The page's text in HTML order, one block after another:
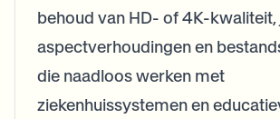
behoud van HD- of 4K-kwaliteit,
aspectverhoudingen en
die naadloos werken met
ziekenhuissystemen en